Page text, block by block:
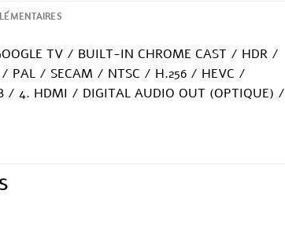
TV / BUILT-IN CHROME CAST / HDR /
/ PAL / SECAM / NTSC / H.256 / HEVC /
/ 4. HDMI / DIGITAL AUDIO OUT (OPTIQUE) /